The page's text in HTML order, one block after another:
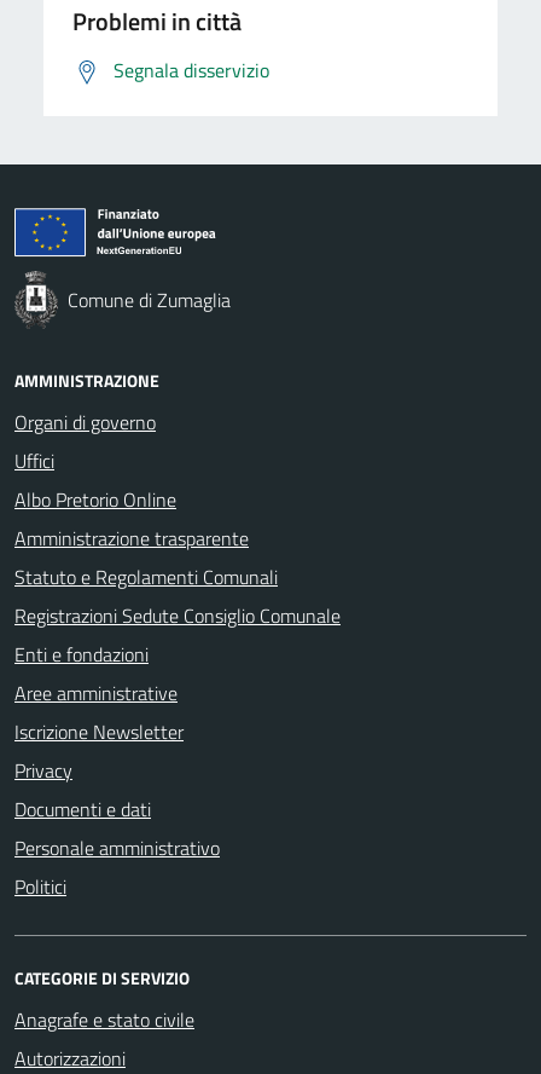
Problemi in città
Segnala disservizio
Comune di Zumaglia
AMMINISTRAZIONE
Organi di governo
Uffici
Albo Pretorio Online
Amministrazione trasparente
Statuto e Regolamenti Comunali
Registrazioni Sedute Consiglio Comunale
Enti e fondazioni
Aree amministrative
Iscrizione Newsletter
Privacy
Documenti e dati
Personale amministrativo
Politici
CATEGORIE DI SERVIZIO
Anagrafe e stato civile
Autorizzazioni